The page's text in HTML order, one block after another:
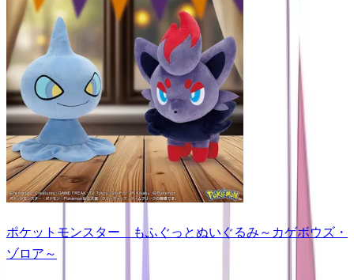
ポケットモンスター もふぐっとぬいぐるみ～カゲボウズ・
ゾロア～